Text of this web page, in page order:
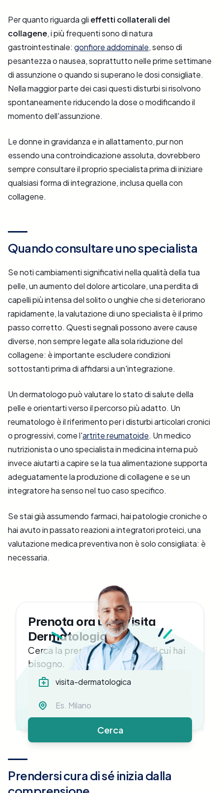
Per quanto riguarda gli effetti collaterali del
collagene, i più frequenti sono di natura
gastrointestinale: gonfiore addominale, senso di
pesantezza o nausea, soprattutto nelle prime settimane
di assunzione o quando si superano le dosi consigliate.
Nella maggior parte dei casi questi disturbi si risolvono
spontaneamente riducendo la dose o modificando il
momento dell'assunzione.
Le donne in gravidanza e in allattamento, pur non
essendo una controindicazione assoluta, dovrebbero
sempre consultare il proprio specialista prima di iniziare
qualsiasi forma di integrazione, inclusa quella con
collagene.
Quando consultare uno specialista
Se noti cambiamenti significativi nella qualità della tua
pelle, un aumento del dolore articolare, una perdita di
capelli più intensa del solito o unghie che si deteriorano
rapidamente, la valutazione di uno specialista è il primo
passo corretto. Questi segnali possono avere cause
diverse, non sempre legate alla sola riduzione del
collagene: è importante escludere condizioni
sottostanti prima di affidarsi a un'integrazione.
Un dermatologo può valutare lo stato di salute della
pelle e orientarti verso il percorso più adatto. Un
reumatologo è il riferimento per i disturbi articolari cronici
o progressivi, come l'artrite reumatoide. Un medico
nutrizionista o uno specialista in medicina interna può
invece aiutarti a capire se la tua alimentazione supporta
adeguatamente la produzione di collagene e se un
integratore ha senso nel tuo caso specifico.
Se stai già assumendo farmaci, hai patologie croniche o
hai avuto in passato reazioni a integratori proteici, una
valutazione medica preventiva non è solo consigliata: è
necessaria.
Prenota ora una Visita
Dermatologica
Cerca la prestazione medica di cui hai
bisogno.
Cerca
Prendersi cura di sé inizia dalla